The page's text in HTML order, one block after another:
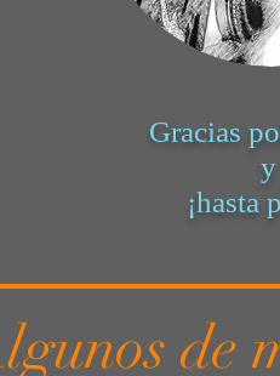
Gracias
y
¡hasta
de